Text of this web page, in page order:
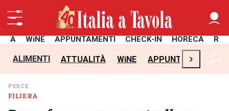
WiNE APPUNTAMENTI CHECK-IN HORECA
ALIMENTI ATTUALITÀ WiNE APPUNTAMENTI
›
FILIERA
PESCE